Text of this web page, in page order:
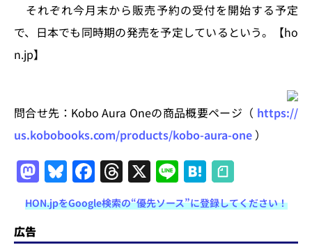
それぞれ今月末から販売予約の受付を開始する予定
で、日本でも同時期の発売を予定しているという。【ho
n.jp】
問合せ先：Kobo Aura Oneの商品概要ページ（ https://
us.kobobooks.com/products/kobo-aura-one ）
M
a
st
o
Bl
u
e
s
F
a
c
e
T
h
re
a
X Li
n
e
H
at
e
n
HON.jpをGoogle検索の“優先ソース”に登録してください！
広告